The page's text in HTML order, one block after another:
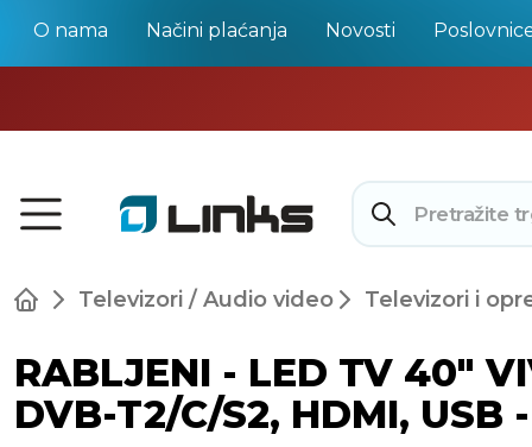
O nama Načini plaćanja Novosti
Televizori / Audio video Televizori i
RABLJENI - LED TV 40"
DVB-T2/C/S2, HDMI,